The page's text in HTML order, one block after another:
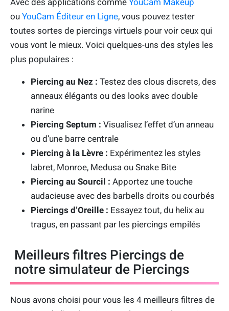
ou YouCam Éditeur en Ligne, vous pouvez tester
toutes sortes de piercings virtuels pour voir ceux qui
vous vont le mieux. Voici quelques-uns des styles les
plus populaires :
Piercing au Nez : Testez des clous discrets, des
anneaux élégants ou des looks avec double
narine
Piercing Septum : Visualisez l’effet d’un anneau
ou d’une barre centrale
Piercing à la Lèvre : Expérimentez les styles
labret, Monroe, Medusa ou Snake Bite
Piercing au Sourcil : Apportez une touche
audacieuse avec des barbells droits ou courbés
Piercings d’Oreille : Essayez tout, du helix au
tragus, en passant par les piercings empilés
Meilleurs filtres Piercings de
notre simulateur de Piercings
Nous avons choisi pour vous les 4 meilleurs filtres de